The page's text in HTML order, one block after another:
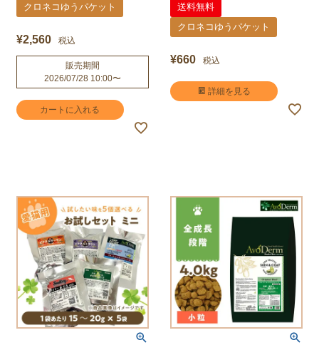
クロネコゆうパケット
¥2,560 税込
販売期間
2026/07/28 10:00〜
カートに入れる
送料無料
クロネコゆうパケット
¥660 税込
詳細を見る